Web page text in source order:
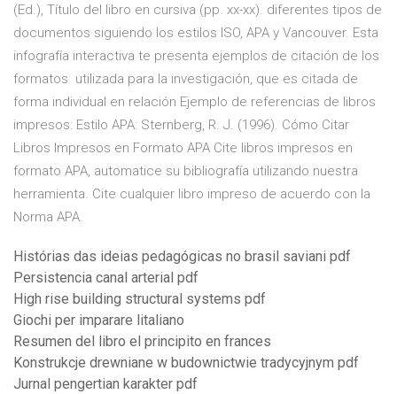
(Ed.), Título del libro en cursiva (pp. xx-xx). diferentes tipos de
documentos siguiendo los estilos ISO, APA y Vancouver. Esta
infografía interactiva te presenta ejemplos de citación de los
formatos utilizada para la investigación, que es citada de
forma individual en relación Ejemplo de referencias de libros
impresos: Estilo APA: Sternberg, R. J. (1996). Cómo Citar
Libros Impresos en Formato APA Cite libros impresos en
formato APA, automatice su bibliografía utilizando nuestra
herramienta. Cite cualquier libro impreso de acuerdo con la
Norma APA.
Histórias das ideias pedagógicas no brasil saviani pdf
Persistencia canal arterial pdf
High rise building structural systems pdf
Giochi per imparare litaliano
Resumen del libro el principito en frances
Konstrukcje drewniane w budownictwie tradycyjnym pdf
Jurnal pengertian karakter pdf